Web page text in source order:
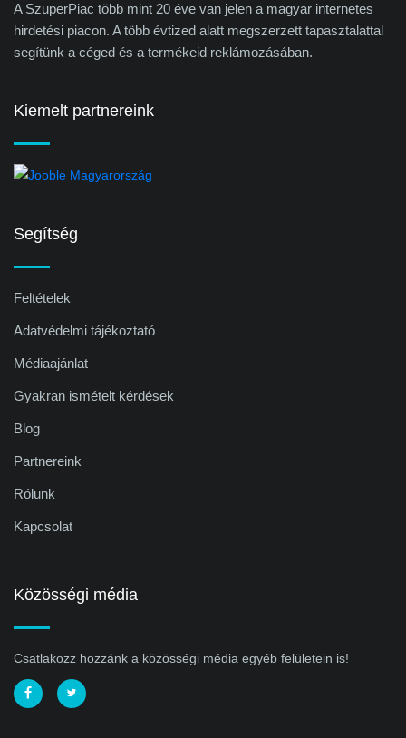
A SzuperPiac több mint 20 éve van jelen a magyar internetes
hirdetési piacon. A több évtized alatt megszerzett tapasztalattal
segítünk a céged és a termékeid reklámozásában.
Kiemelt partnereink
Segítség
Feltételek
Adatvédelmi tájékoztató
Médiaajánlat
Gyakran ismételt kérdések
Blog
Partnereink
Rólunk
Kapcsolat
Közösségi média
Csatlakozz hozzánk a közösségi média egyéb felületein is!